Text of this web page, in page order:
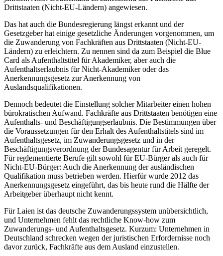
Drittstaaten (Nicht-EU-Ländern) angewiesen.
Das hat auch die Bundesregierung längst erkannt und der
Gesetzgeber hat einige gesetzliche Änderungen vorgenommen, um
die Zuwanderung von Fachkräften aus Drittstaaten (Nicht-EU-
Ländern) zu erleichtern. Zu nennen sind da zum Beispiel die Blue
Card als Aufenthaltstitel für Akademiker, aber auch die
Aufenthaltserlaubnis für Nicht-Akademiker oder das
Anerkennungsgesetz zur Anerkennung von
Auslandsqualifikationen.
Dennoch bedeutet die Einstellung solcher Mitarbeiter einen hohen
bürokratischen Aufwand. Fachkräfte aus Drittstaaten benötigen eine
Aufenthalts- und Beschäftigungserlaubnis. Die Bestimmungen über
die Voraussetzungen für den Erhalt des Aufenthaltstitels sind im
Aufenthaltsgesetz, im Zuwanderungsgesetz und in der
Beschäftigungsverordnung der Bundesagentur für Arbeit geregelt.
Für reglementierte Berufe gilt sowohl für EU-Bürger als auch für
Nicht-EU-Bürger: Auch die Anerkennung der ausländischen
Qualifikation muss betrieben werden. Hierfür wurde 2012 das
Anerkennungsgesetz eingeführt, das bis heute rund die Hälfte der
Arbeitgeber überhaupt nicht kennt.
Für Laien ist das deutsche Zuwanderungssystem unübersichtlich,
und Unternehmen fehlt das rechtliche Know-how zum
Zuwanderungs- und Aufenthaltsgesetz. Kurzum: Unternehmen in
Deutschland schrecken wegen der juristischen Erfordernisse noch
davor zurück, Fachkräfte aus dem Ausland einzustellen.